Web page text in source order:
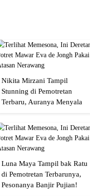
Nikita Mirzani Tampil
Stunning di Pemotretan
Terbaru, Auranya Menyala
Luna Maya Tampil bak Ratu
di Pemotretan Terbarunya,
Pesonanya Banjir Pujian!